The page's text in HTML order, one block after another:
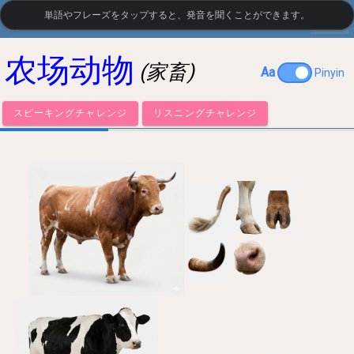
LanguageGuide.org• 中国語の視覚語彙
农场动物 (家畜) Aa Pinyin
スピーキングチャレンジ リスニングチャレンジ
単語やフレーズをタップすると、発音を聞くことができます。